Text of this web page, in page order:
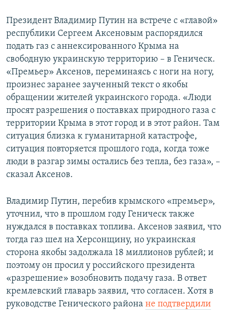
Президент Владимир Путин на встрече с «главой»
республики Сергеем Аксеновым распорядился
подать газ с аннексированного Крыма на
свободную украинскую территорию – в Геническ.
«Премьер» Аксенов, переминаясь с ноги на ногу,
произнес заранее заученный текст о якобы
обращении жителей украинского города. «Люди
просят разрешения о поставках природного газа с
территории Крыма в этот город и в этот район. Там
ситуация близка к гуманитарной катастрофе,
ситуация повторяется прошлого года, когда тоже
люди в разгар зимы остались без тепла, без газа», –
сказал Аксенов.
Владимир Путин, перебив крымского «премьер»,
уточнил, что в прошлом году Геническ также
нуждался в поставках топлива. Аксенов заявил, что
тогда газ шел на Херсонщину, но украинская
сторона якобы задолжала 18 миллионов рублей; и
поэтому он просил у российского президента
«разрешение» возобновить подачу газа. В ответ
кремлевский главарь заявил, что согласен. Хотя в
руководстве Генического района не подтвердили